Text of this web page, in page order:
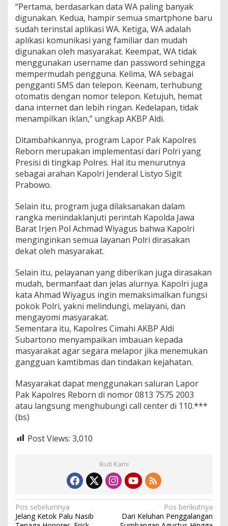
L
a
p
o
r
P
a
k
K
p
o
r
e
R
e
r
n
"
“Pertama, berdasarkan data WA paling banyak
digunakan. Kedua, hampir semua smartphone baru
sudah terinstal aplikasi WA. Ketiga, WA adalah
aplikasi komunikasi yang familiar dan mudah
digunakan oleh masyarakat. Keempat, WA tidak
menggunakan username dan password sehingga
mempermudah pengguna. Kelima, WA sebagai
pengganti SMS dan telepon. Keenam, terhubung
otomatis dengan nomor telepon. Ketujuh, hemat
dana internet dan lebih ringan. Kedelapan, tidak
menampilkan iklan,” ungkap AKBP Aldi.
Ditambahkannya, program Lapor Pak Kapolres
Reborn merupakan implementasi dari Polri yang
Presisi di tingkap Polres. Hal itu menurutnya
sebagai arahan Kapolri Jenderal Listyo Sigit
Prabowo.
Selain itu, program juga dilaksanakan dalam
rangka menindaklanjuti perintah Kapolda Jawa
Barat Irjen Pol Achmad Wiyagus bahwa Kapolri
menginginkan semua layanan Polri dirasakan
dekat oleh masyarakat.
Selain itu, pelayanan yang diberikan juga dirasakan
mudah, bermanfaat dan jelas alurnya. Kapolri juga
kata Ahmad Wiyagus ingin memaksimalkan fungsi
pokok Polri, yakni melindungi, melayani, dan
mengayomi masyarakat.
Sementara itu, Kapolres Cimahi AKBP Aldi
Subartono menyampaikan imbauan kepada
masyarakat agar segara melapor jika menemukan
gangguan kamtibmas dan tindakan kejahatan.
Masyarakat dapat menggunakan saluran Lapor
Pak Kapolres Reborn di nomor 0813 7575 2003
atau langsung menghubungi call center di 110.***
(bs)
Post Views: 3,010
Ikuti Kami
N
Pos sebelumnya
Jelang Ketok Palu Nasib
Pos berikutnya
Dari Keluhan Penggalangan